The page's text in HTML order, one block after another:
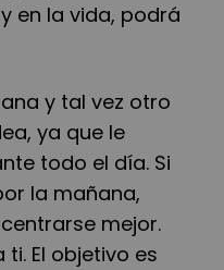
en la vida, podrá
y tal vez otro
ya que le
todo el día. Si
la mañana,
mejor.
El objetivo es